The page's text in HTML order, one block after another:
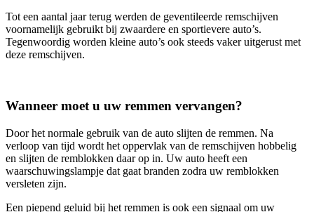
Tot een aantal jaar terug werden de geventileerde remschijven
voornamelijk gebruikt bij zwaardere en sportievere auto’s.
Tegenwoordig worden kleine auto’s ook steeds vaker uitgerust met
deze remschijven.
Wanneer moet u uw remmen vervangen?
Door het normale gebruik van de auto slijten de remmen. Na
verloop van tijd wordt het oppervlak van de remschijven hobbelig
en slijten de remblokken daar op in. Uw auto heeft een
waarschuwingslampje dat gaat branden zodra uw remblokken
versleten zijn.
Een piepend geluid bij het remmen is ook een signaal om uw